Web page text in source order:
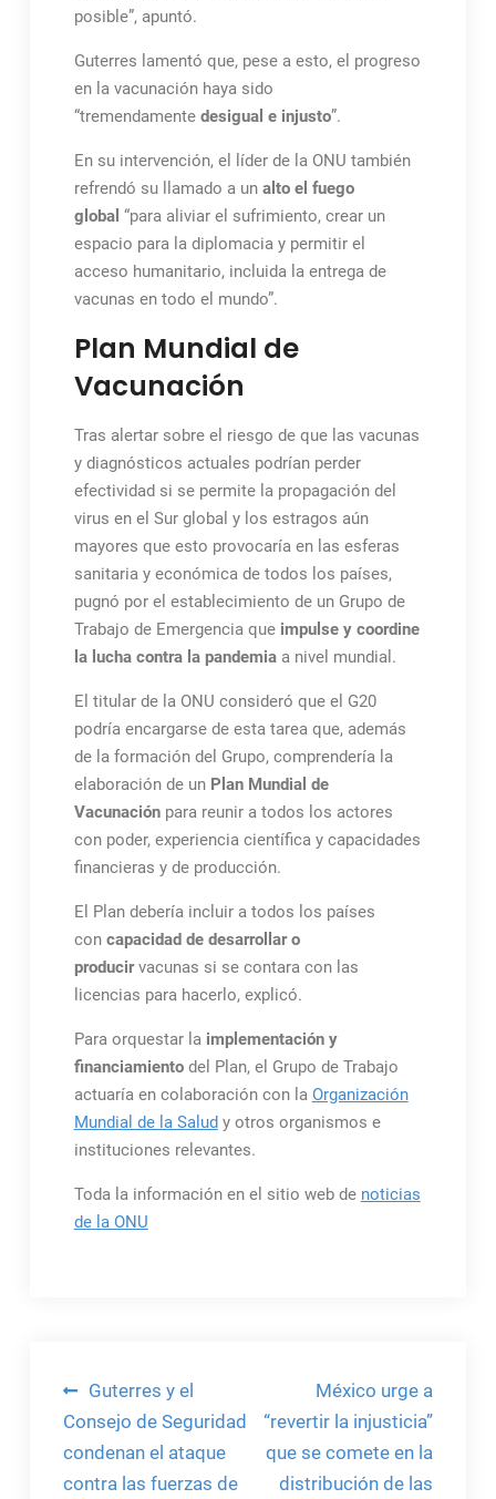
posible”, apuntó.
Guterres lamentó que, pese a esto, el progreso
en la vacunación haya sido
“tremendamente desigual e injusto”.
En su intervención, el líder de la ONU también
refrendó su llamado a un alto el fuego
global “para aliviar el sufrimiento, crear un
espacio para la diplomacia y permitir el
acceso humanitario, incluida la entrega de
vacunas en todo el mundo”.
Plan Mundial de
Vacunación
Tras alertar sobre el riesgo de que las vacunas
y diagnósticos actuales podrían perder
efectividad si se permite la propagación del
virus en el Sur global y los estragos aún
mayores que esto provocaría en las esferas
sanitaria y económica de todos los países,
pugnó por el establecimiento de un Grupo de
Trabajo de Emergencia que impulse y coordine
la lucha contra la pandemiaa nivel mundial.
El titular de la ONU consideró que el G20
podría encargarse de esta tarea que, además
de la formación del Grupo, comprendería la
elaboración de un Plan Mundial de
Vacunaciónpara reunir a todos los actores
con poder, experiencia científica y capacidades
financieras y de producción.
El Plan debería incluir a todos los países
con capacidad de desarrollar o
producirvacunas si se contara con las
licencias para hacerlo, explicó.
Para orquestar la implementación y
financiamientodel Plan, el Grupo de Trabajo
actuaría en colaboración con la Organización
Mundial de la Saludy otros organismos e
instituciones relevantes.
Toda la información en el sitio web de noticias
de la ONU
Navegación
de
entradas
Guterres y el
Consejo de Seguridad
condenan el ataque
contra las fuerzas de
México urge a
“revertir la injusticia”
que se comete en la
distribución de las